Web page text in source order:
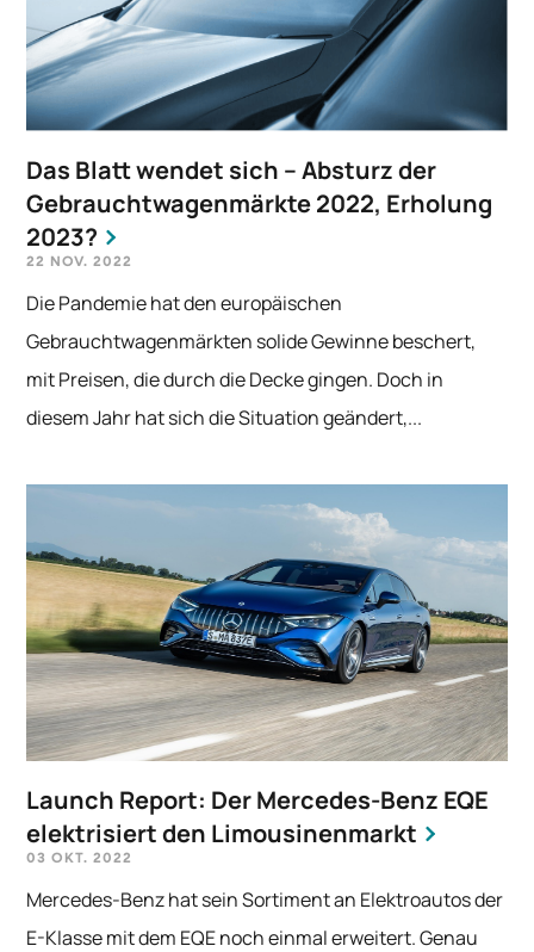
Das Blatt wendet sich – Absturz der
Gebrauchtwagenmärkte 2022, Erholung
2023?
22 NOV. 2022
Die Pandemie hat den europäischen
Gebrauchtwagenmärkten solide Gewinne beschert,
mit Preisen, die durch die Decke gingen. Doch in
diesem Jahr hat sich die Situation geändert,...
Launch Report: Der Mercedes-Benz EQE
elektrisiert den Limousinenmarkt
03 OKT. 2022
Mercedes-Benz hat sein Sortiment an Elektroautos der
E-Klasse mit dem EQE noch einmal erweitert. Genau